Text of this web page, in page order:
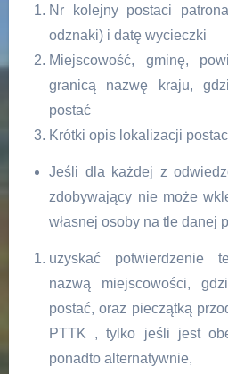
Nr kolejny postaci
odznaki) i datę wycieczki
Miejscowość, gminę,
granicą nazwę kraju,
postać
Krótki opis lokalizacji
Jeśli dla każdej z
zdobywający nie może
własnej osoby na tle danej
uzyskać potwierdzenie
nazwą miejscowości,
postać, oraz pieczątką
PTTK , tylko jeśli jest
ponadto alternatywnie,